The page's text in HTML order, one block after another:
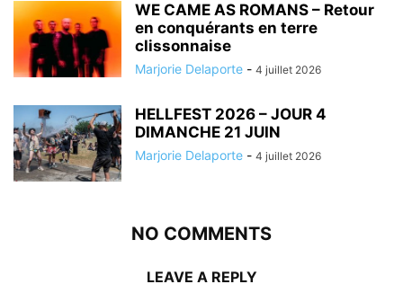
WE CAME AS ROMANS – Retour
en conquérants en terre
clissonnaise
Marjorie Delaporte - 4 juillet 2026
HELLFEST 2026 – JOUR 4
DIMANCHE 21 JUIN
Marjorie Delaporte - 4 juillet 2026
NO COMMENTS
LEAVE A REPLY